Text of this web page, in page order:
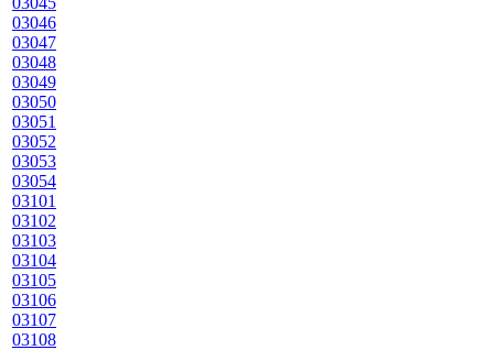
03046
03047
03048
03049
03050
03051
03052
03053
03054
03101
03102
03103
03104
03105
03106
03107
03108